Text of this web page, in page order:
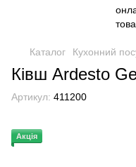
Каталог Кухонний
Ківш Ardesto
Артикул: 411200
Акція